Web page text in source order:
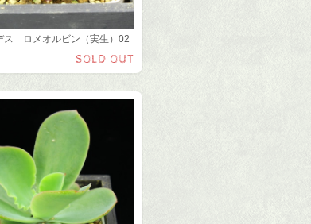
ス ロメオルビン（実生）02
SOLD OUT